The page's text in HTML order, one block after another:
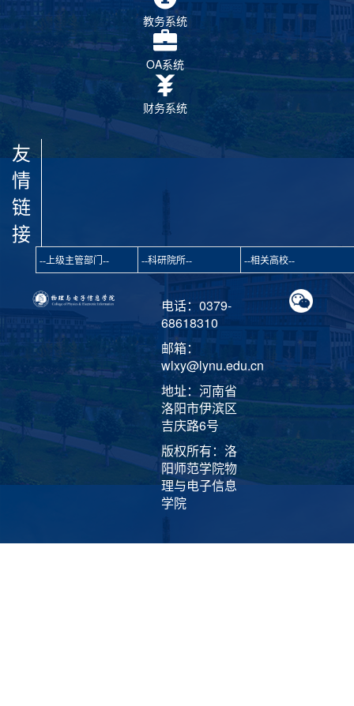
教务系统
OA系统
财务系统
友
情
链
接
电话：0379-
68618310
邮箱：
wlxy@lynu.edu.cn
地址：河南省
洛阳市伊滨区
吉庆路6号
版权所有：洛
阳师范学院物
理与电子信息
学院